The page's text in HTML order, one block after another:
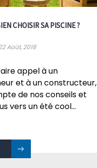
CHOISIR SA PISCINE ?
Août, 2018
appel à un
et à un constructeur,
de nos conseils et
vers un été cool...